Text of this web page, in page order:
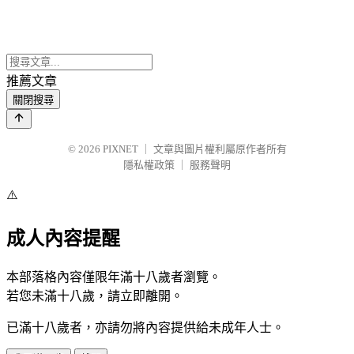
推薦文章
關閉搜尋
© 2026 PIXNET
文章與圖片權利屬原作者所有
隱私權政策
服務聲明
⚠️
成人內容提醒
本部落格內容僅限年滿十八歲者瀏覽。
若您未滿十八歲，請立即離開。
已滿十八歲者，亦請勿將內容提供給未成年人士。